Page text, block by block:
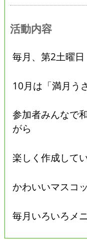
活動内容
毎月、第2土曜日
10月は「満月う
参加者みんなで
がら
楽しく作成してい
かわいいマスコ
毎月いろいろメ